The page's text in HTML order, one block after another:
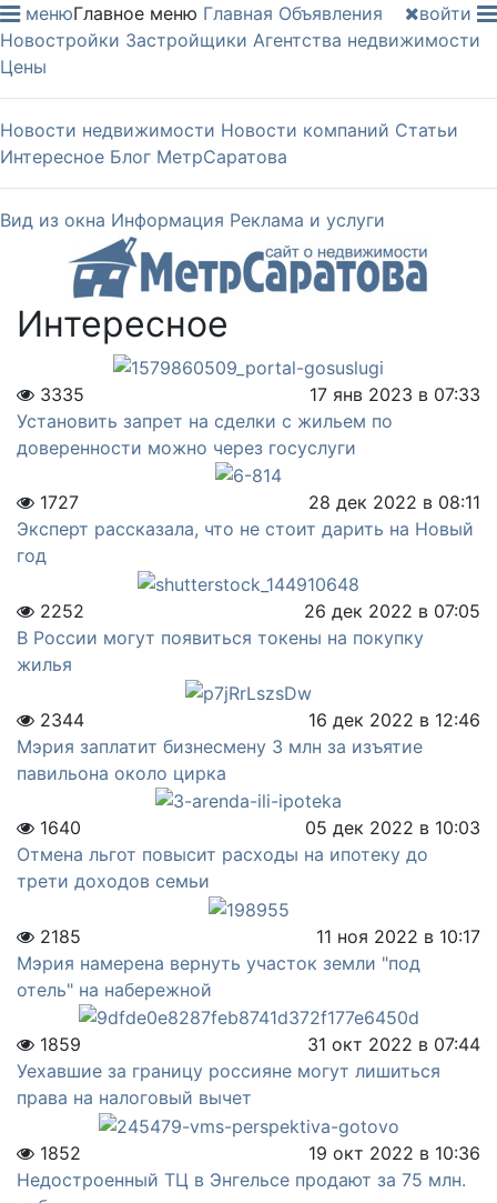
войти
менюГлавное меню Главная Объявления
Новостройки Застройщики Агентства недвижимости
Цены
Новости недвижимости Новости компаний Статьи
Интересное Блог МетрСаратова
Вид из окна Информация Реклама и услуги
Интересное
17 янв 2023 в 07:33
3335
Установить запрет на сделки с жильем по
доверенности можно через госуслуги
28 дек 2022 в 08:11
1727
Эксперт рассказала, что не стоит дарить на Новый
год
26 дек 2022 в 07:05
2252
В России могут появиться токены на покупку
жилья
16 дек 2022 в 12:46
2344
Мэрия заплатит бизнесмену 3 млн за изъятие
павильона около цирка
05 дек 2022 в 10:03
1640
Отмена льгот повысит расходы на ипотеку до
трети доходов семьи
11 ноя 2022 в 10:17
2185
Мэрия намерена вернуть участок земли "под
отель" на набережной
31 окт 2022 в 07:44
1859
Уехавшие за границу россияне могут лишиться
права на налоговый вычет
19 окт 2022 в 10:36
1852
Недостроенный ТЦ в Энгельсе продают за 75 млн.